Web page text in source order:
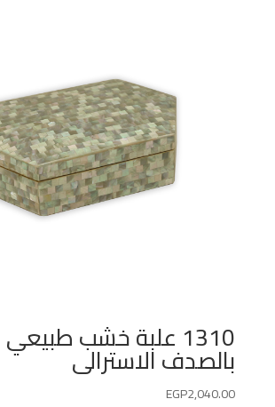
1310 علبة خشب
بالصدف الاسترالى
EGP2,040.00